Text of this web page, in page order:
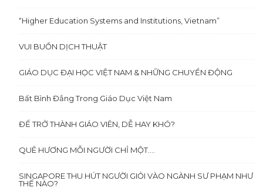
“Higher Education Systems and Institutions, Vietnam”
VUI BUỒN DỊCH THUẬT
GIÁO DỤC ĐẠI HỌC VIỆT NAM & NHỮNG CHUYỂN ĐỘNG
Bất Bình Đẳng Trong Giáo Dục Việt Nam
ĐỂ TRỞ THÀNH GIÁO VIÊN, DỄ HAY KHÓ?
QUÊ HƯƠNG MỖI NGƯỜI CHỈ MỘT….
SINGAPORE THU HÚT NGƯỜI GIỎI VÀO NGÀNH SƯ PHẠM NHƯ
THẾ NÀO?